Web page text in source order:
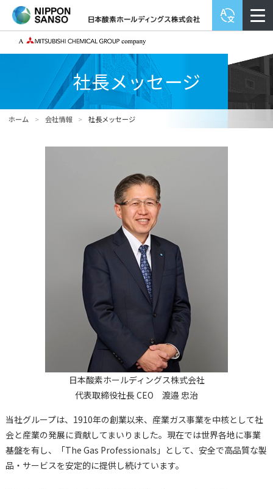
社長メッセージ
ホーム > 会社情報 > 社長メッセージ
日本酸素ホールディングス株式会社
代表取締役社長 CEO 渡邉 忠治
当社グループは、1910年の創業以来、産業ガス事業を中核として社
会と産業の発展に貢献してまいりました。現在では世界各地に事業
基盤を有し、「The Gas Professionals」として、安全で高品質な製
品・サービスを安定的に提供し続けています。